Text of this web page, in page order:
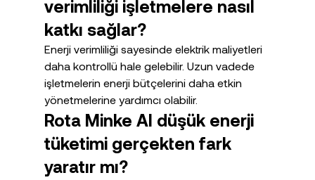
verimliliği işletmelere nasıl
katkı sağlar?
Enerji verimliliği sayesinde elektrik maliyetleri
daha kontrollü hale gelebilir. Uzun vadede
işletmelerin enerji bütçelerini daha etkin
yönetmelerine yardımcı olabilir.
Rota Minke AI düşük enerji
tüketimi gerçekten fark
yaratır mı?